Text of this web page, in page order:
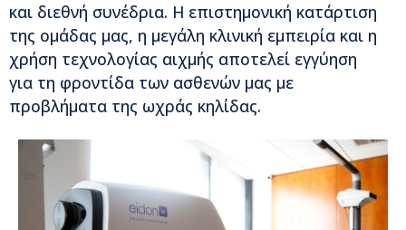
και διεθνή συνέδρια. Η επιστημονική κατάρτιση
της ομάδας μας, η μεγάλη κλινική εμπειρία και η
χρήση τεχνολογίας αιχμής αποτελεί εγγύηση
για τη φροντίδα των ασθενών μας με
προβλήματα της ωχράς κηλίδας.